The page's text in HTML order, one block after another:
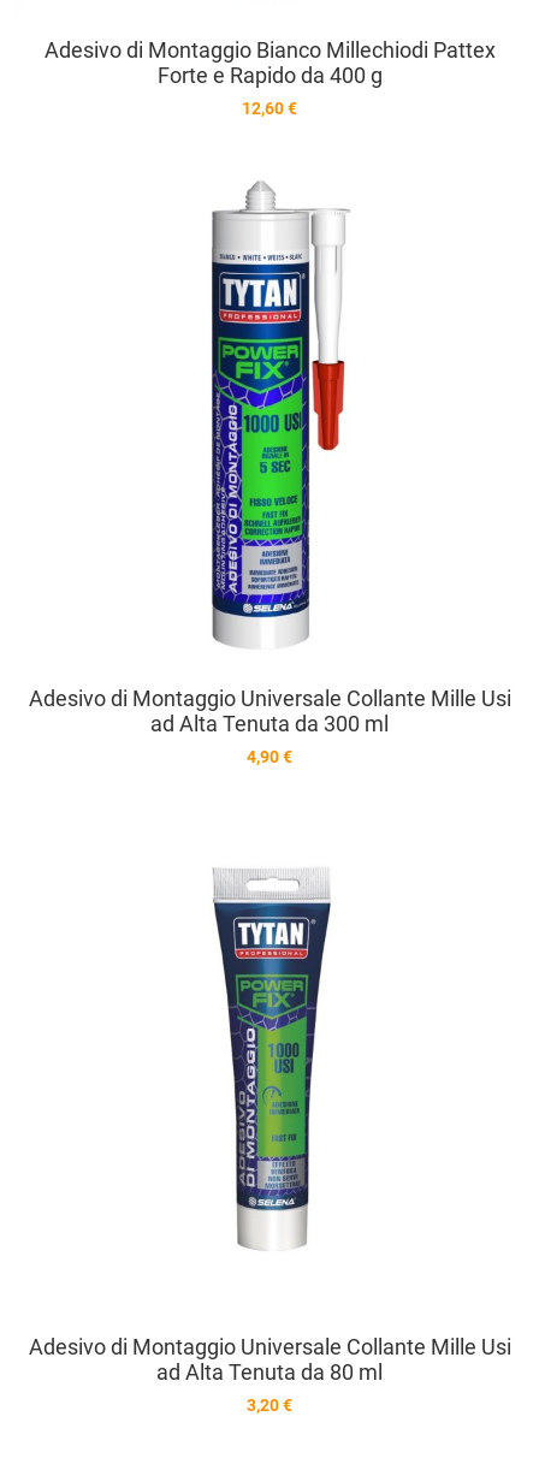
Adesivo di Montaggio Bianco Millechiodi Pattex
Forte e Rapido da 400 g
12,60 €
Adesivo di Montaggio Universale Collante Mille Usi
ad Alta Tenuta da 300 ml
4,90 €
Adesivo di Montaggio Universale Collante Mille Usi
ad Alta Tenuta da 80 ml
3,20 €